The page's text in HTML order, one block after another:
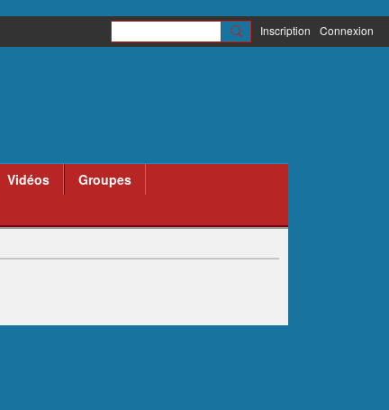
Inscription Connexion
Vidéos
Groupes